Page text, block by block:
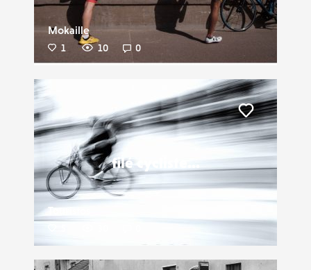
Mokaille
1 10 0
filé cycliste...
Touristos
Liker